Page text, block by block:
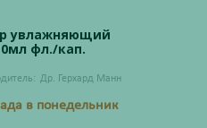
увлажняющий
фл./кап.
Др. Герхард Манн
в понедельник